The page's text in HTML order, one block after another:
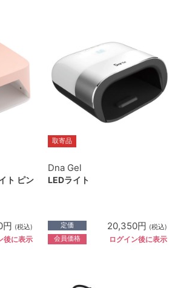
ト ピン
円 (税込)
後に表示
取寄品
Dna Gel
LEDライト
定価 20,350円 (税込)
会員価格 ログイン後に表示